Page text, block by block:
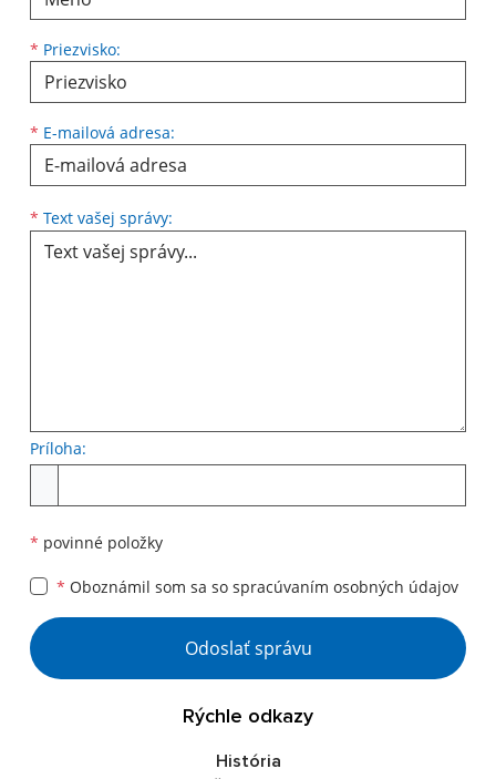
* Priezvisko:
* E-mailová adresa:
* Text vašej správy:
Príloha:
* povinné položky
* Oboznámil som sa so spracúvaním osobných údajov
Google reCaptcha Response
Odoslať správu
Rýchle odkazy
História